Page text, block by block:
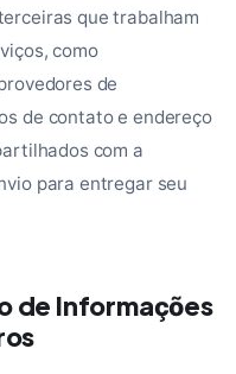
que trabalham
como
de
de contato e endereço
com a
para entregar seu
de Informações